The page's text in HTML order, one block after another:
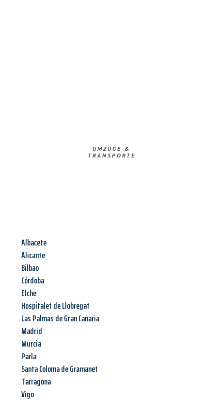
UMZÜGE &
TRANSPORTE
Albacete
Alicante
Bilbao
Córdoba
Elche
Hospitalet de Llobregat
Las Palmas de Gran Canaria
Madrid
Murcia
Parla
Santa Coloma de Gramanet
Tarragona
Vigo